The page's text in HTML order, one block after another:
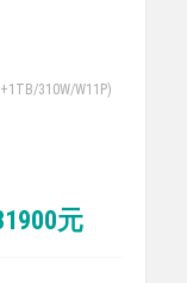
310W/W11P)
元